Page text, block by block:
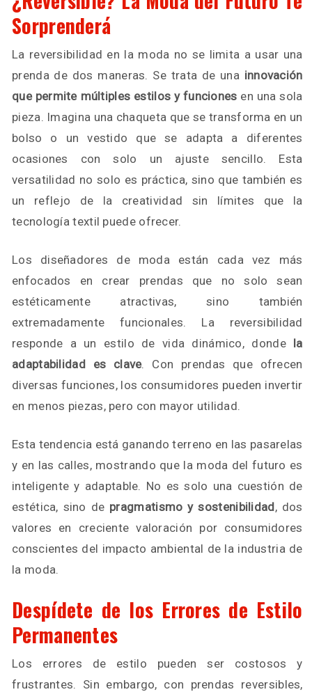
Sorprenderá
La reversibilidad en la moda no se limita a usar una
prenda de dos maneras. Se trata de una innovación
que permite múltiples estilos y funciones en una sola
pieza. Imagina una chaqueta que se transforma en un
bolso o un vestido que se adapta a diferentes
ocasiones con solo un ajuste sencillo. Esta
versatilidad no solo es práctica, sino que también es
un reflejo de la creatividad sin límites que la
tecnología textil puede ofrecer.
Los diseñadores de moda están cada vez más
enfocados en crear prendas que no solo sean
estéticamente atractivas, sino también
extremadamente funcionales. La reversibilidad
responde a un estilo de vida dinámico, donde la
adaptabilidad es clave. Con prendas que ofrecen
diversas funciones, los consumidores pueden invertir
en menos piezas, pero con mayor utilidad.
Esta tendencia está ganando terreno en las pasarelas
y en las calles, mostrando que la moda del futuro es
inteligente y adaptable. No es solo una cuestión de
estética, sino de pragmatismo y sostenibilidad, dos
valores en creciente valoración por consumidores
conscientes del impacto ambiental de la industria de
la moda.
Despídete de los Errores de Estilo
Permanentes
Los errores de estilo pueden ser costosos y
frustrantes. Sin embargo, con prendas reversibles,